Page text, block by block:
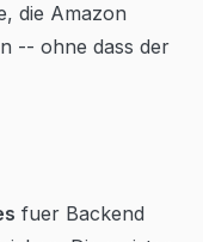
die Amazon
-- ohne dass der
fuer Backend